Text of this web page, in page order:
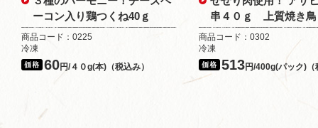
ーコン入り鶏つくね40ｇ
商品コード：0225
冷凍
60円/４０g(本)（税込み）
串４０ｇ 上質焼き鳥
商品コード：0302
冷凍
513円/400g(パック)（